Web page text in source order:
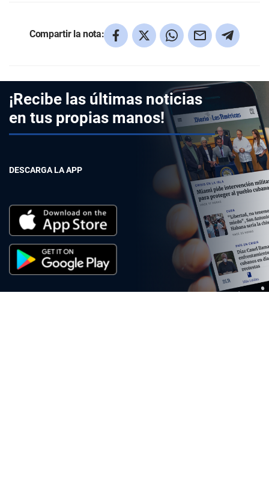
Compartir la nota:
¡Recibe las últimas noticias
en tus propias manos!
DESCARGA LA APP